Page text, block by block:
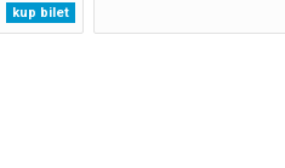
kup bilet